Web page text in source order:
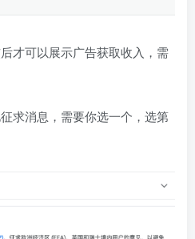
才可以展示广告获取收入，需
求消息，需要你选一个，选第